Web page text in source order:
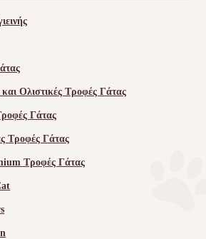
Ολιστικές Τροφές Γάτας
Γάτας
Τροφές Γάτας
Τροφές Γάτας